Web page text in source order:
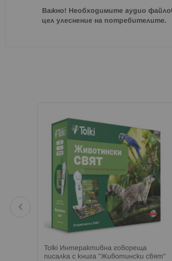
Важно! Необходимите аудио
цел улеснение на потребителите.
Tolki Интерактивна говореща
писалка с книга "Животински свят"